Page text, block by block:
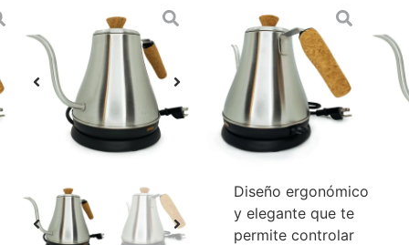
sostenible.
Extremadamente
cómodo, mango
antideslizante y
perilla para
proteger tus dedos
del calor.
Diseño ergonómico
y elegante que te
permite controlar